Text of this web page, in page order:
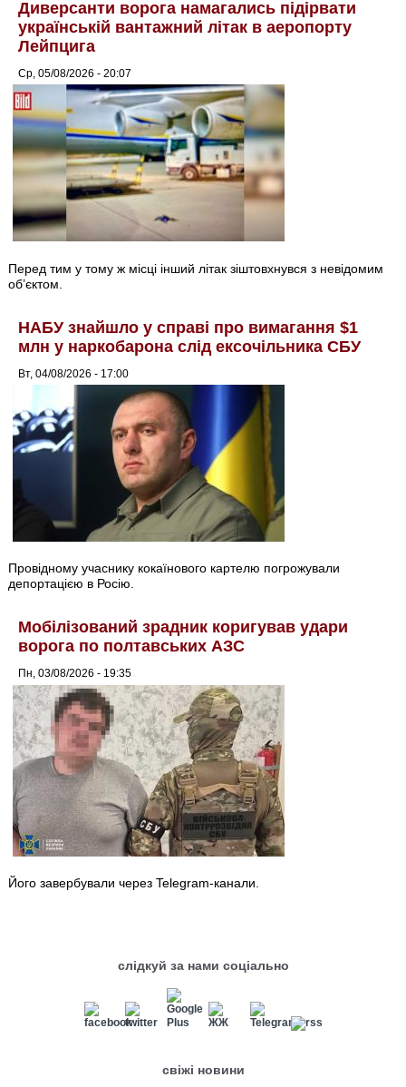
Диверсанти ворога намагались підірвати
українській вантажний літак в аеропорту
Лейпцига
Ср, 05/08/2026 - 20:07
Перед тим у тому ж місці інший літак зіштовхнувся з невідомим
об’єктом.
НАБУ знайшло у справі про вимагання $1
млн у наркобарона слід ексочільника СБУ
Вт, 04/08/2026 - 17:00
Провідному учаснику кокаїнового картелю погрожували
депортацією в Росію.
Мобілізований зрадник коригував удари
ворога по полтавських АЗС
Пн, 03/08/2026 - 19:35
Його завербували через Telegram-канали.
слідкуй за нами соціально
свіжі новини